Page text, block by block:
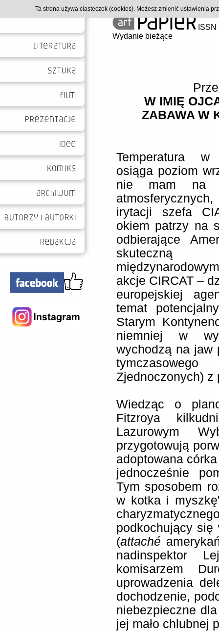
Wydanie bieżące
W IMIĘ
ZABAWA W
Temperatura
osiąga poziom
nie mam na
irytacji szefa
okiem patrzy na
odbierające
akcje CIRCAT –
europejskiej
temat
Starym
niemniej w
wychodzą na jaw
Zjednoczonych) z
Wiedząc o
Fitzroya
Lazurowym
przygotowują
adoptowana
jednocześnie
Tym sposobem
w kotka i
podkochujący się
(attaché
nadinspektor
komisarzem
uprowadzenia
dochodzenie,
niebezpieczne
jej mało chlubnej
Ta strona używa ciasteczek (cookies). Możesz zmienić ustawienia